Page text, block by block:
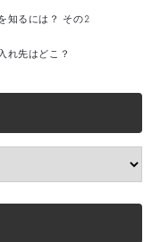
知るには？ その2
れ先はどこ？